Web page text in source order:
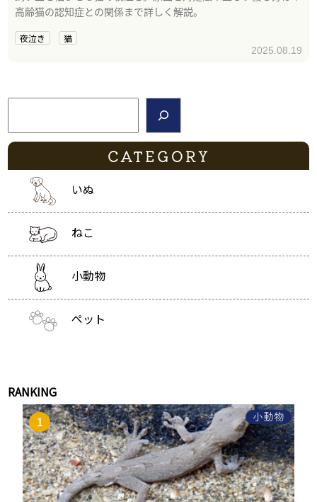
高齢猫の認知症との関係まで詳しく解説。
夜泣き 猫
2025.08.19
検索
CATEGORY
いぬ
ねこ
小動物
ペット
RANKING
小動物